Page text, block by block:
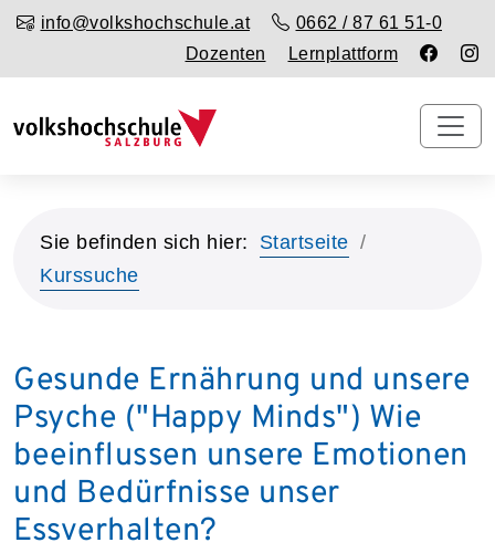
info@volkshochschule.at
0662 / 87 61 51-0
Dozenten
Lernplattform
Sie befinden sich hier:
Startseite
Kurssuche
Gesunde Ernährung und unsere
Psyche ("Happy Minds") Wie
beeinflussen unsere Emotionen
und Bedürfnisse unser
Essverhalten?